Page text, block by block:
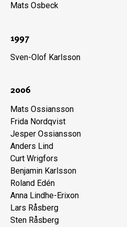
Mats Osbeck
1997
Sven-Olof Karlsson
2006
Mats Ossiansson
Frida Nordqvist
Jesper Ossiansson
Anders Lind
Curt Wrigfors
Benjamin Karlsson
Roland Edén
Anna Lindhe-Erixon
Lars Råsberg
Sten Råsberg